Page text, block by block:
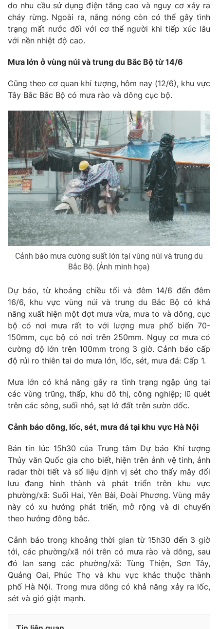
Video Shorts video
VTV Money
Thị trường 24h Tấm lòng Việt
VTV4 Vươn mình bằng AI
VTV9 VTV8
Liên hệ tòa soạn English
THỜI BÁO VTV
Theo dõi báo trên
Cơ quan chủ quản:Đài Truyền hình Việt Nam
Cơ quan báo chí:Thời báo VTV
Giấy phép hoạt động báo in và báo điện tử số 483/GP-BTTTT
cấp ngày 29/12/2023
Tổng Biên tập:Vũ Thanh Thủy
Phó Tổng Biên tập:
Nguyễn Thị Mỹ Hạnh, Phạm Quốc Thắng,
Nguyễn Trọng Ninh
Tổng đài VTV: 024.38 355 931 - 024.38 355 932
Email: toasoan@vtv.vn
Liên hệ quảng cáo:
024-7300.7108
® Cấm sao chép dưới mọi hình thức nếu không có sự chấp
thuận bằng văn bản. Ghi rõ nguồn VTV.vn khi phát hành lại
thông tin từ website này.
do nhu cầu sử dụng điện tăng cao và nguy cơ xảy ra
cháy rừng. Ngoài ra, nắng nóng còn có thể gây tình
trạng mất nước đối với cơ thể người khi tiếp xúc lâu
với nền nhiệt độ cao.
Mưa lớn ở vùng núi và trung du Bắc Bộ từ 14/6
Cũng theo cơ quan khí tượng, hôm nay (12/6), khu vực
Tây Bắc Bắc Bộ có mưa rào và dông cục bộ.
Cảnh báo mưa cường suất lớn tại vùng núi và trung du
Bắc Bộ. (Ảnh minh họa)
Dự báo, từ khoảng chiều tối và đêm 14/6 đến đêm
16/6, khu vực vùng núi và trung du Bắc Bộ có khả
năng xuất hiện một đợt mưa vừa, mưa to và dông, cục
bộ có nơi mưa rất to với lượng mưa phổ biến 70-
150mm, cục bộ có nơi trên 250mm. Nguy cơ mưa có
cường độ lớn trên 100mm trong 3 giờ. Cảnh báo cấp
độ rủi ro thiên tai do mưa lớn, lốc, sét, mưa đá: Cấp 1.
Mưa lớn có khả năng gây ra tình trạng ngập úng tại
các vùng trũng, thấp, khu đô thị, công nghiệp; lũ quét
trên các sông, suối nhỏ, sạt lở đất trên sườn dốc.
Cảnh báo dông, lốc, sét, mưa đá tại khu vực Hà Nội
Bản tin lúc 15h30 của Trung tâm Dự báo Khí tượng
Thủy văn Quốc gia cho biết, hiện trên ảnh vệ tinh, ảnh
radar thời tiết và số liệu định vị sét cho thấy mây đối
lưu đang hình thành và phát triển trên khu vực
phường/xã: Suối Hai, Yên Bài, Đoài Phương. Vùng mây
này có xu hướng phát triển, mở rộng và di chuyển
theo hướng đông bắc.
Cảnh báo trong khoảng thời gian từ 15h30 đến 3 giờ
tới, các phường/xã nói trên có mưa rào và dông, sau
đó lan sang các phường/xã: Tùng Thiện, Sơn Tây,
Quảng Oai, Phúc Thọ và khu vực khác thuộc thành
phố Hà Nội. Trong mưa dông có khả năng xảy ra lốc,
sét và gió giật mạnh.